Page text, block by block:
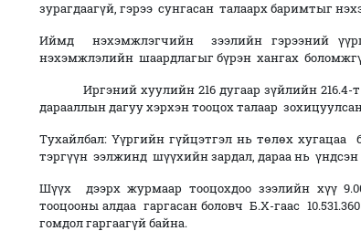
зурагдаагүй, гэрээ сунгасан талаарх баримтыг
Иймд нэхэмжлэгчийн зээлийн гэрээний
нэхэмжлэлийн шаардлагыг бүрэн хангах
Иргэний хуулийн 216 дугаар зүйлийн 216.4-т
дарааллын дагуу хэрхэн тооцох талаар
Тухайлбал: Үүргийн гүйцэтгэл нь төлөх хугацаа
тэргүүн ээлжинд шүүхийн зардал, дараа нь үндсэн
Шүүх дээрх журмаар тооцохдоо зээлийн хүү
тооцооны алдаа гаргасан боловч Б.Х-гаас
гомдол гаргаагүй байна.